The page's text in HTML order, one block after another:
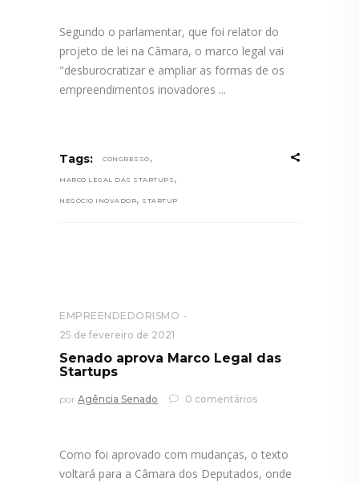
Segundo o parlamentar, que foi relator do
projeto de lei na Câmara, o marco legal vai
"desburocratizar e ampliar as formas de os
empreendimentos inovadores
Tags: CONGRESSO ,
MARCO LEGAL DAS STARTUPS ,
NEGÓCIO INOVADOR, STARTUP
EMPREENDEDORISMO
25 de fevereiro de 2021
Senado aprova Marco Legal das
Startups
por Agência Senado 0 comentários
Como foi aprovado com mudanças, o texto
voltará para a Câmara dos Deputados, onde